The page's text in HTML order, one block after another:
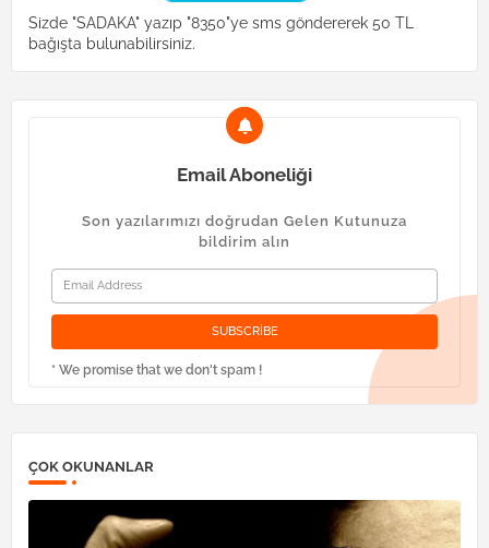
Sizde "SADAKA" yazıp "8350"ye sms göndererek 50 TL
bağışta bulunabilirsiniz.
Email Aboneliği
Son yazılarımızı doğrudan Gelen Kutunuza
bildirim alın
* We promise that we don't spam !
ÇOK OKUNANLAR